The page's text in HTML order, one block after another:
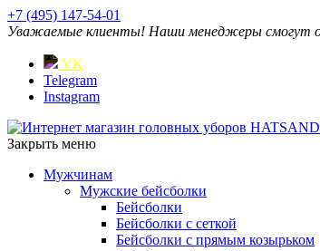
+7 (495) 147-54-01
Уважаемые клиенты! Наши менеджеры смогут
VK
Telegram
Instagram
Закрыть меню
Мужчинам
Мужские бейсболки
Бейсболки
Бейсболки с сеткой
Бейсболки с прямым козырьком